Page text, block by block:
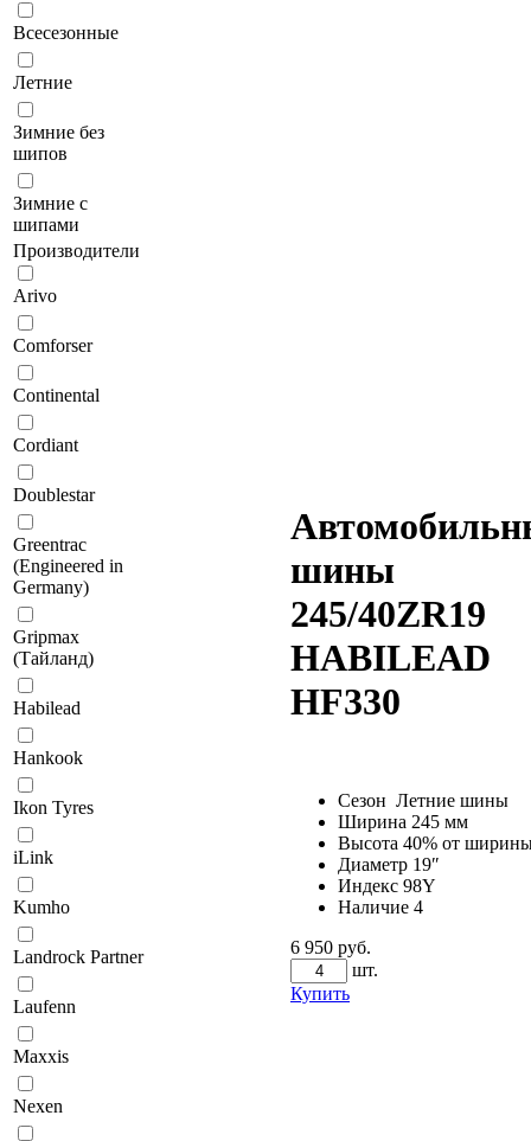
Всесезонные
Летние
Зимние без
шипов
Зимние с
шипами
Производители
Arivo
Comforser
Continental
Cordiant
Doublestar
Greentrac
(Engineered in
Germany)
Gripmax
(Тайланд)
Habilead
Hankook
Ikon Tyres
iLink
Kumho
Landrock Partner
Laufenn
Maxxis
Nexen
шины
245/40ZR19
HABILEAD
HF330
Сезон Летние шины
Ширина 245 мм
Высота 40% от
Диаметр 19″
Индекс 98Y
Наличие 4
6 950 руб.
шт.
Купить